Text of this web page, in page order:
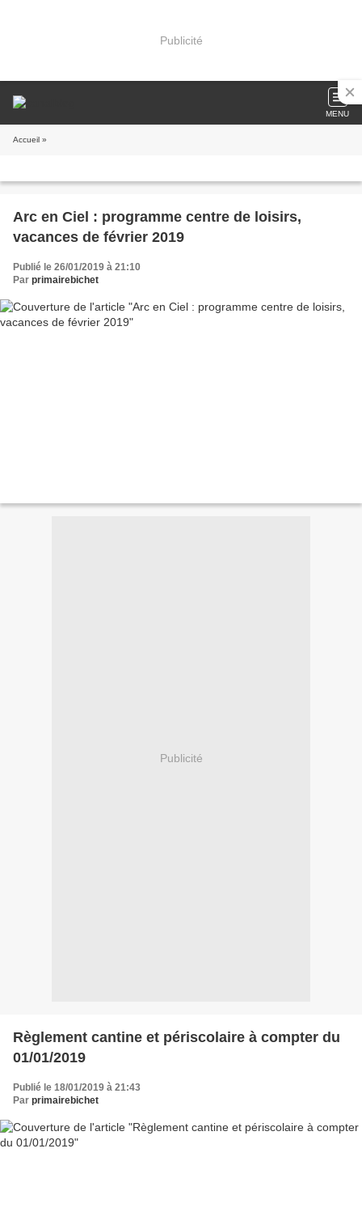
Publicité
MENU
Accueil »
Arc en Ciel : programme centre de loisirs,
vacances de février 2019
Publié le 26/01/2019 à 21:10
Par primairebichet
Publicité
Règlement cantine et périscolaire à compter du
01/01/2019
Publié le 18/01/2019 à 21:43
Par primairebichet